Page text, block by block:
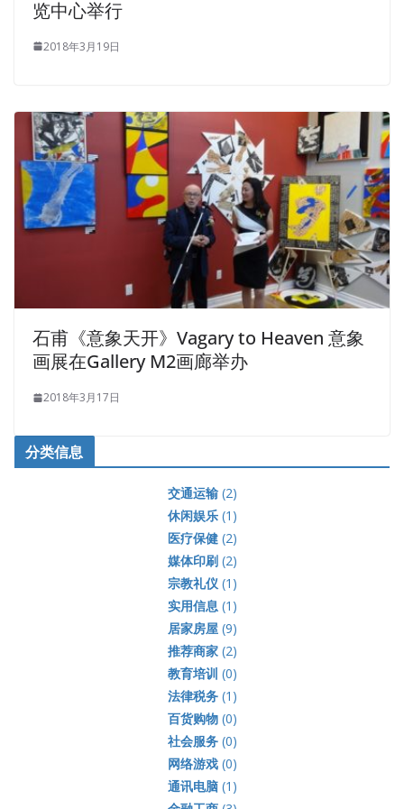
览中心举行
2018年3月19日
石甫《意象天开》Vagary to Heaven 意象
画展在Gallery M2画廊举办
2018年3月17日
分类信息
交通运输(2)
休闲娱乐(1)
医疗保健(2)
媒体印刷(2)
宗教礼仪(1)
实用信息(1)
居家房屋(9)
推荐商家(2)
教育培训 (0)
法律税务(1)
百货购物(0)
社会服务(0)
网络游戏(0)
通讯电脑(1)